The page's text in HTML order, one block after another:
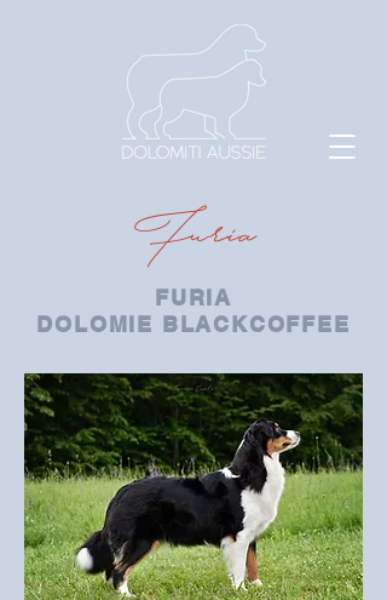
Furia
FURIA
DOLOMIE
BLACKCOFFEE